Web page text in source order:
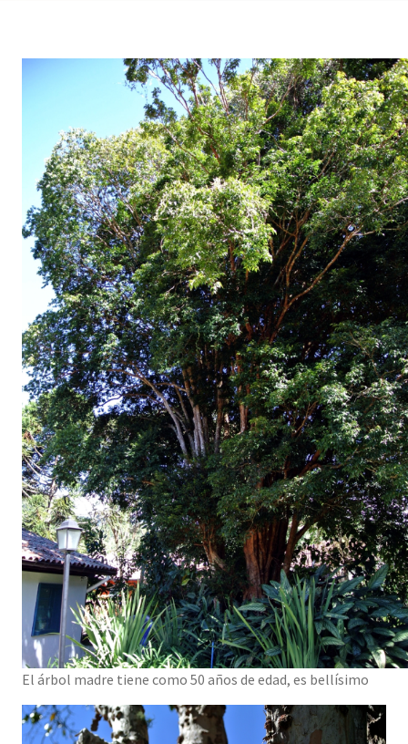
El árbol madre tiene como 50 años de edad, es bellísimo